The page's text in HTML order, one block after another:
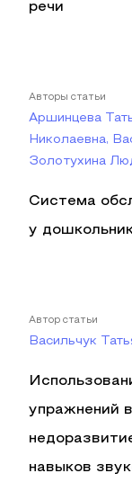
речи
Авторы статьи
Аршинцева
Николаевна,
Золотухина
Система
у
Автор статьи
Васильчук
упражнений
навыков